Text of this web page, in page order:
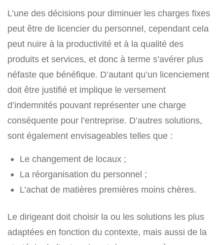
L’une des décisions pour diminuer les charges fixes
peut être de licencier du personnel, cependant cela
peut nuire à la productivité et à la qualité des
produits et services, et donc à terme s’avérer plus
néfaste que bénéfique. D’autant qu’un licenciement
doit être justifié et implique le versement
d’indemnités pouvant représenter une charge
conséquente pour l’entreprise. D’autres solutions,
sont également envisageables telles que :
Le changement de locaux ;
La réorganisation du personnel ;
L’achat de matières premières moins chères.
Le dirigeant doit choisir la ou les solutions les plus
adaptées en fonction du contexte, mais aussi de la